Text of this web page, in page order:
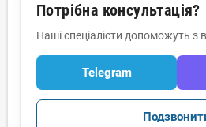
Потрібна консультація?
Наші спеціалісти допоможуть з
Telegram